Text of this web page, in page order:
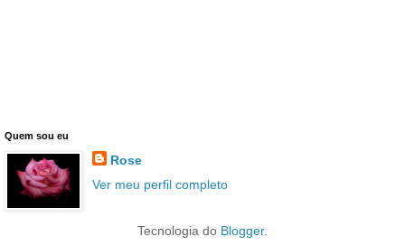
Quem sou eu
Rose
Ver meu perfil completo
Tecnologia do Blogger.